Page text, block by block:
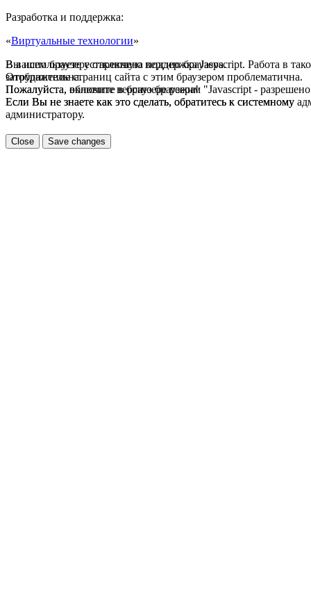
Разработка и поддержка:
«Виртуальные технологии»
В вашем браузере отключена поддержка Jasvscript. Работа в
затруднительна.
Пожалуйста, включите в браузере режим "Javascript -
Если Вы не знаете как это сделать, обратитесь к системному
Вы используете устаревшую версию браузера.
Отображение страниц сайта с этим браузером проблематична.
Пожалуйста, обновите версию браузера!
Если Вы не знаете как это сделать, обратитесь к системному
администратору.
Close Save changes